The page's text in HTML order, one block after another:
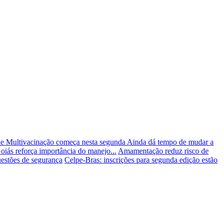
Multivacinação começa nesta segunda Ainda dá tempo de mudar a
reforça importância do manejo... Amamentação reduz risco de
de segurança Celpe-Bras: inscrições para segunda edição estão